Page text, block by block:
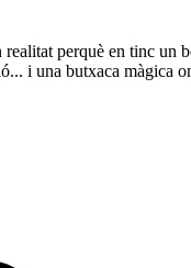
realitat perquè en tinc
i una butxaca màgica